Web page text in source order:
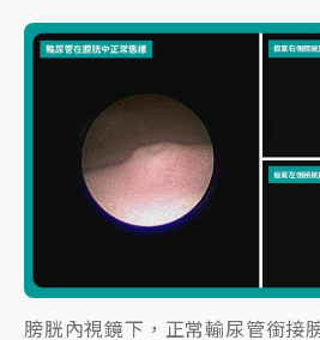
膀胱內視鏡下，正常輸尿管銜接